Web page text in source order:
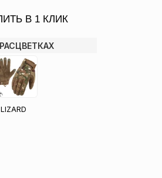
В 1 КЛИК